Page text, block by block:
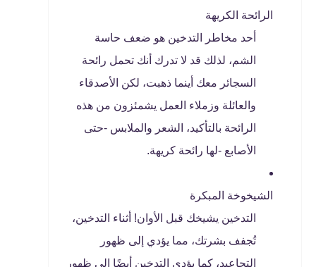
الرائحة الكريهة
أحد مخاطر التدخين هو ضعف حاسة
الشم، لذلك قد لا تدرك أنك تحمل رائحة
السجائر معك أينما ذهبت، لكن الأصدقاء
والعائلة وزملاء العمل يشمئزون من هذه
الرائحة بالتأكيد، الشعر والملابس -حتى
الأصابع -لها رائحة كريهة.
الشيخوخة المبكرة
التدخين يشيخك قبل الأوان! أثناء التدخين،
تُجفف بشرتك، مما يؤدي إلى ظهور
التجاعيد، كما يؤدي التدخين أيضًا إلى ظهور